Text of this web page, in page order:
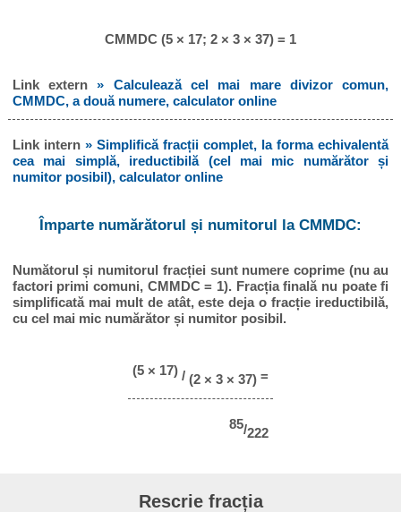
CMMDC (5 × 17; 2 × 3 × 37) = 1
Link extern» Calculează cel mai mare divizor comun,
CMMDC, a două numere, calculator online
Link intern » Simplifică fracții complet, la forma echivalentă
cea mai simplă, ireductibilă (cel mai mic numărător și
numitor posibil), calculator online
Împarte numărătorul și numitorul la CMMDC:
Numătorul și numitorul fracției sunt numere coprime (nu au
factori primi comuni, CMMDC = 1). Fracția finală nu poate fi
simplificată mai mult de atât, este deja o fracție ireductibilă,
cu cel mai mic numărător și numitor posibil.
(5 × 17) / (2 × 3 × 37) =
85/222
Rescrie fracția